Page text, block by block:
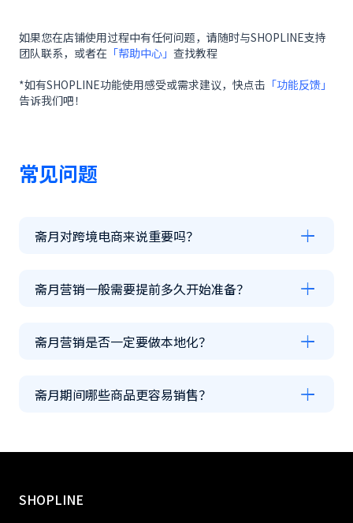
如果您在店铺使用过程中有任何问题，请随时与SHOPLINE支持
团队联系，或者在 「帮助中心」 查找教程
*如有SHOPLINE功能使用感受或需求建议，快点击 「功能反馈」
告诉我们吧！
常见问题
斋月对跨境电商来说重要吗？
斋月营销一般需要提前多久开始准备？
斋月营销是否一定要做本地化？
斋月期间哪些商品更容易销售？
SHOPLINE